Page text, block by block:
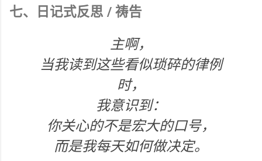
七、日记式反思 / 祷告
主啊，
当我读到这些看似琐碎的律例
时，
我意识到：
你关心的不是宏大的口号，
而是我每天如何做决定。